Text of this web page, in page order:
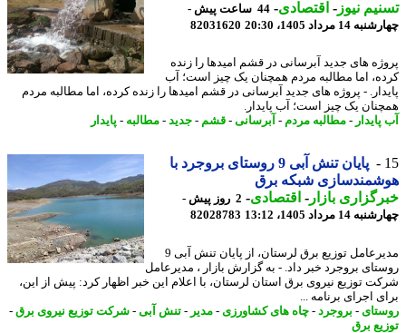
نیوز-اقتصادی-
44 ساعت پیش -
مرداد 1405، 20:30
82031620
های جدید آبرسانی در قشم امیدها را زنده
اما مطالبه مردم همچنان یک چیز است؛ آب
- پروژه های جدید آبرسانی در قشم امیدها را زنده کرده، اما مطالبه مردم
یک چیز است؛ آب پایدار.
-مطالبه مردم- آبرسانی-قشم-جدید-مطالبه-پایدار
پایان تنش آبی 9 روستای بروجرد با
شبکه برق
بازار- اقتصادی- 2 روز پیش -
مرداد 1405، 13:12
82028783
مدیرعامل توزیع برق لرستان، از پایان تنش آبی 9
بروجرد خبر داد. - به گزارش بازار ، مدیرعامل
توزیع نیروی برق استان لرستان، با اعلام این خبر اظهار کرد: پیش از این،
اجرای برنامه ...
-بروجرد-چاه های کشاورزی- مدیر-تنش آبی- شرکت توزیع نیروی برق -
برق